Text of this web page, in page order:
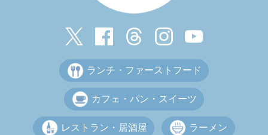
ランチ・ファーストフード
カフェ・パン・スイーツ
レストラン・居酒屋 ラーメン